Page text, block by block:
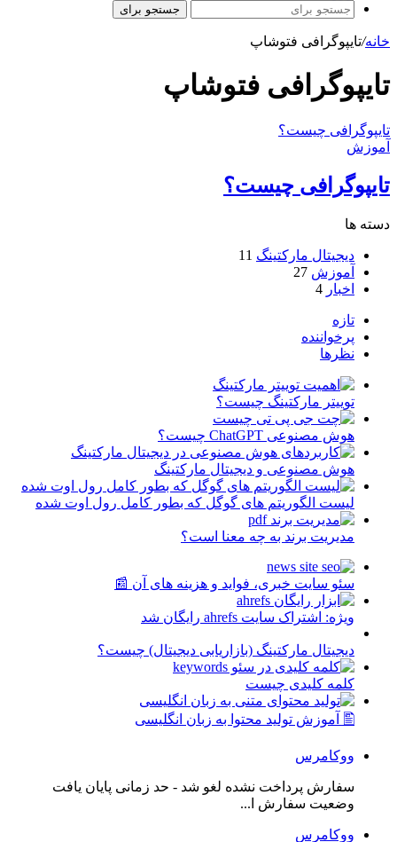
جستجو برای
خانه/تایپوگرافی فتوشاپ
تایپوگرافی فتوشاپ
تایپوگرافی چیست؟
آموزش
تایپوگرافی چیست؟
دسته ها
دیجیتال مارکتینگ 11
آموزش 27
اخبار 4
تازه
پرخواننده
نظرها
توییتر مارکتینگ چیست؟
هوش مصنوعی ChatGPT چیست؟
هوش مصنوعی و دیجیتال مارکتینگ
لیست الگوریتم های گوگل که بطور کامل رول اوت شده
مدیریت برند به چه معنا است؟
سئو سایت خبری، فواید و هزینه های آن 📰
ویژه: اشتراک سایت ahrefs رایگان شد
دیجیتال مارکتینگ (بازاریابی دیجیتال) چیست؟
کلمه کلیدی چیست
🖺 آموزش تولید محتوا به زبان انگلیسی
ووکامرس
سفارش پرداخت نشده لغو شد - حد زمانی پایان یافت
وضعیت سفارش ا...
ووکامرس